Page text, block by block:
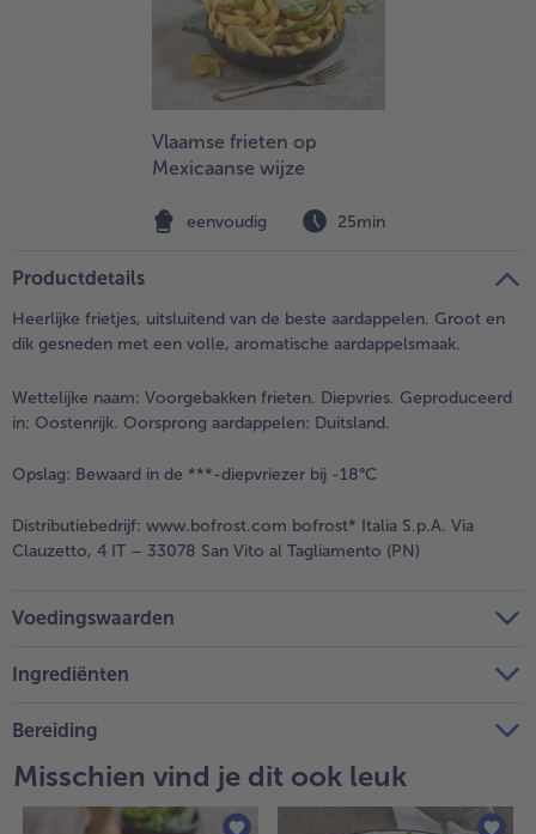
Vlaamse frieten op
Mexicaanse wijze
eenvoudig 25min
Productdetails
Heerlijke frietjes, uitsluitend van de beste aardappelen. Groot en
dik gesneden met een volle, aromatische aardappelsmaak.
Wettelijke naam: Voorgebakken frieten. Diepvries. Geproduceerd
in: Oostenrijk. Oorsprong aardappelen: Duitsland.
Opslag: Bewaard in de ***-diepvriezer bij -18°C
Distributiebedrijf: www.bofrost.com bofrost* Italia S.p.A. Via
Clauzetto, 4 IT – 33078 San Vito al Tagliamento (PN)
Voedingswaarden
Ingrediënten
Bereiding
Misschien vind je dit ook leuk